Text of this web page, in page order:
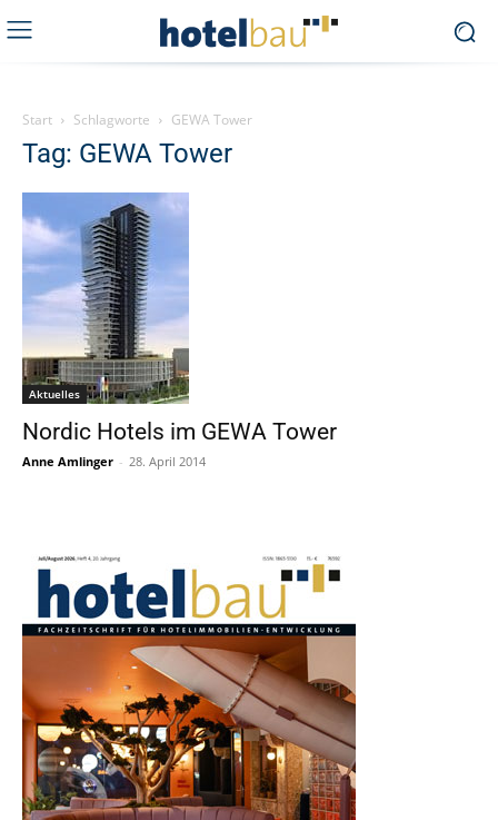
Start Schlagworte GEWA Tower
Tag: GEWA Tower
Aktuelles
Nordic Hotels im GEWA Tower
Anne Amlinger - 28. April 2014